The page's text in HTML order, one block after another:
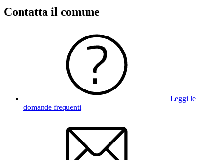
Contatta il comune
Leggi le
domande frequenti